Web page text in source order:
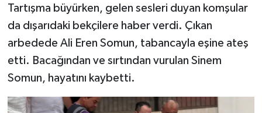
Tartışma büyürken, gelen sesleri duyan komşular
da dışarıdaki bekçilere haber verdi. Çıkan
arbedede Ali Eren Somun, tabancayla eşine ateş
etti. Bacağından ve sırtından vurulan Sinem
Somun, hayatını kaybetti.